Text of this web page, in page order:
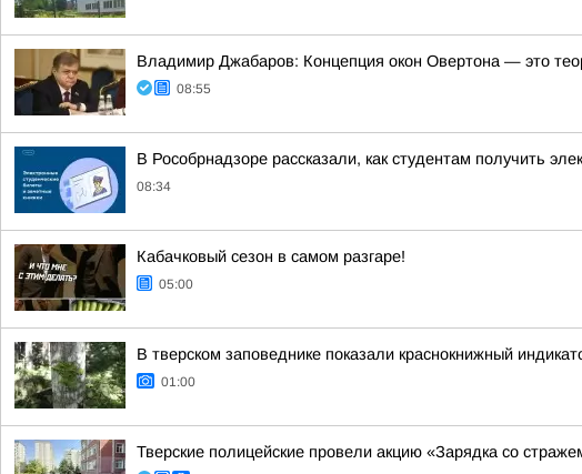
Владимир Джабаров: Концепция окон Овертона — это
08:55
В Рособрнадзоре рассказали, как студентам получить
08:34
Кабачковый сезон в самом разгаре!
05:00
В тверском заповеднике показали краснокнижный
01:00
Тверские полицейские провели акцию «Зарядка со